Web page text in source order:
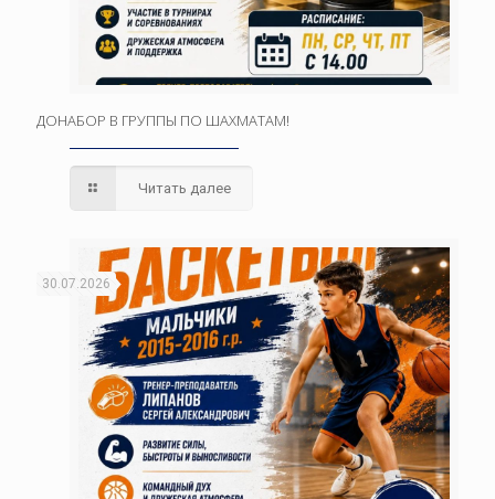
ДОНАБОР В ГРУППЫ ПО ШАХМАТАМ!
Читать далее
30.07.2026